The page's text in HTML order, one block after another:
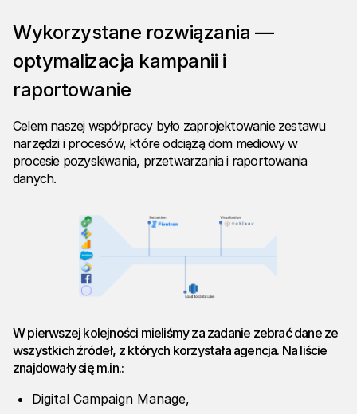
Wykorzystane rozwiązania —
optymalizacja kampanii i
raportowanie
Celem naszej współpracy było zaprojektowanie zestawu
narzędzi i procesów, które odciążą dom mediowy w
procesie pozyskiwania, przetwarzania i raportowania
danych.
W pierwszej kolejności mieliśmy za zadanie zebrać dane ze
wszystkich źródeł, z których korzystała agencja. Na liście
znajdowały się m.in.:
Digital Campaign Manage,